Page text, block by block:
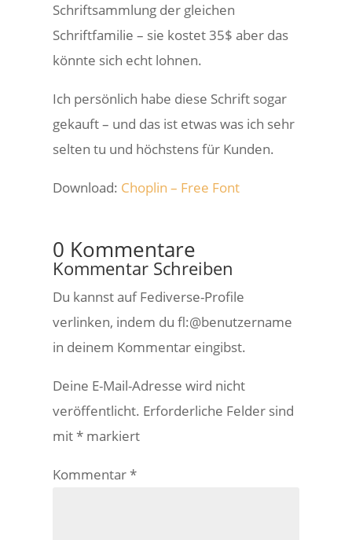
Schriftsammlung der gleichen
Schriftfamilie – sie kostet 35$ aber das
könnte sich echt lohnen.
Ich persönlich habe diese Schrift sogar
gekauft – und das ist etwas was ich sehr
selten tu und höchstens für Kunden.
Download: Choplin – Free Font
0 Kommentare
Kommentar Schreiben
Du kannst auf Fediverse-Profile
verlinken, indem du fl:@benutzername
in deinem Kommentar eingibst.
Deine E-Mail-Adresse wird nicht
veröffentlicht. Erforderliche Felder sind
mit* markiert
Kommentar*